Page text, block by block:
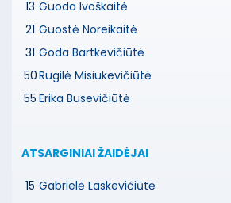
13 Guoda Ivoškaitė
21 Guostė Noreikaitė
31 Goda Bartkevičiūtė
50Rugilė Misiukevičiūtė
55 Erika Busevičiūtė
ATSARGINIAI ŽAIDĖJAI
15 Gabrielė Laskevičiūtė